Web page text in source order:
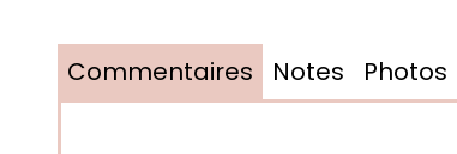
Commentaires Notes Photos